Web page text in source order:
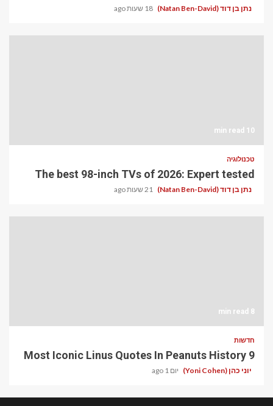
נתן בן דוד (Natan Ben-David) 18 שעות ago
10 min read
טכנולוגיה
The best 98-inch TVs of 2026: Expert tested
נתן בן דוד (Natan Ben-David) 21 שעות ago
8 min read
חדשות
9 Most Iconic Linus Quotes In Peanuts History
יוני כהן (Yoni Cohen) יום 1 ago